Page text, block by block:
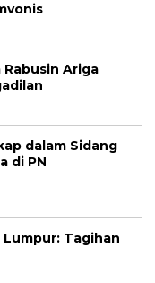
Ariga
dalam Sidang
di PN
Lumpur: Tagihan